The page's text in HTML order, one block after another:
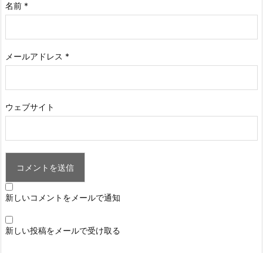
名前 *
メールアドレス *
ウェブサイト
新しいコメントをメールで通知
新しい投稿をメールで受け取る